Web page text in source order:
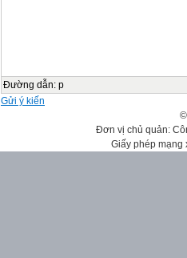
Đường dẫn: p
Gửi ý kiến
Đơn vị chủ quản:
Giấy phép mạng